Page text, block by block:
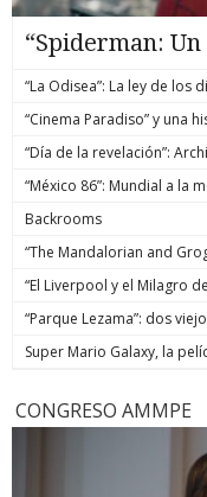
“Spiderman:
“La Odisea”: La ley de los
“Cinema Paradiso” y una
“Día de la revelación”:
“México 86”: Mundial a la
Backrooms
“The Mandalorian and
“El Liverpool y el Milagro
“Parque Lezama”: dos
Super Mario Galaxy, la
CONGRESO AMMPE